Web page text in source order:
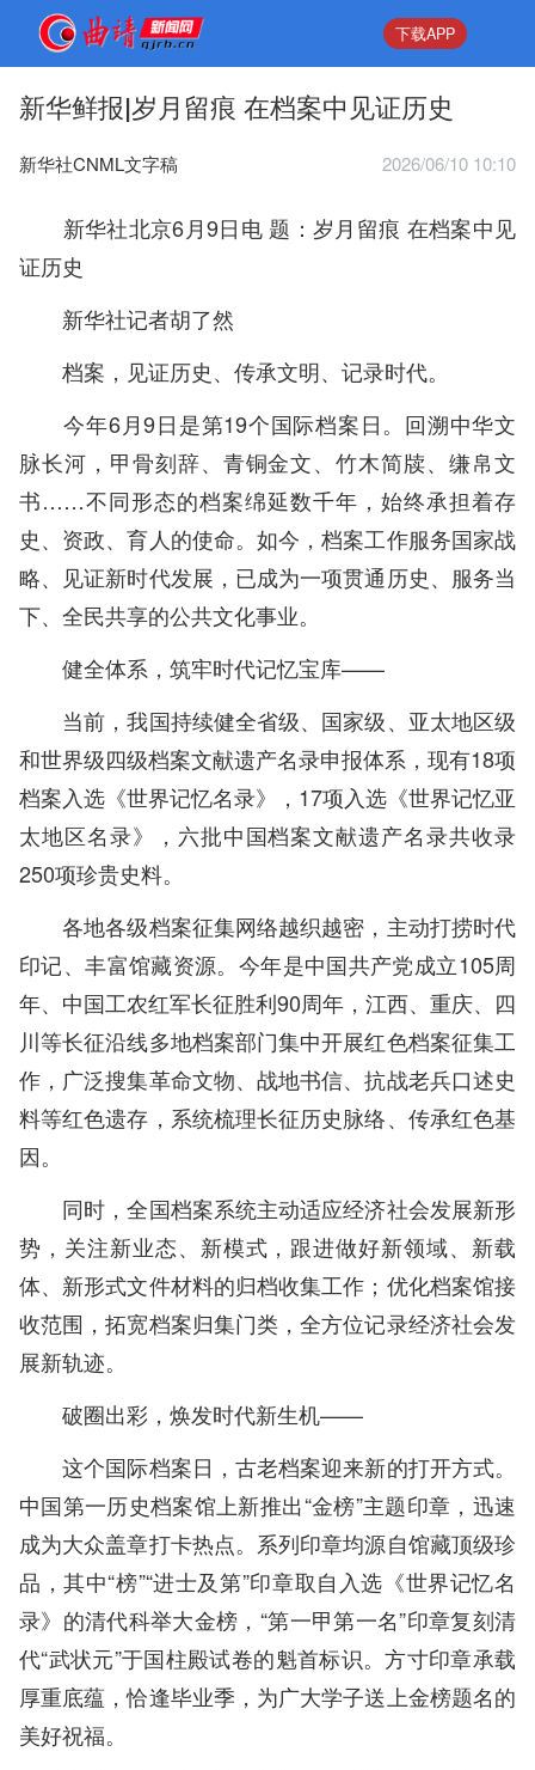
下载APP
新华鲜报|岁月留痕 在档案中见证历史
新华社CNML文字稿 2026/06/10 10:10
新华社北京6月9日电 题：岁月留痕 在档案中见
证历史
新华社记者胡了然
档案，见证历史、传承文明、记录时代。
今年6月9日是第19个国际档案日。回溯中华文
脉长河，甲骨刻辞、青铜金文、竹木简牍、缣帛文
书……不同形态的档案绵延数千年，始终承担着存
史、资政、育人的使命。如今，档案工作服务国家战
略、见证新时代发展，已成为一项贯通历史、服务当
下、全民共享的公共文化事业。
健全体系，筑牢时代记忆宝库——
当前，我国持续健全省级、国家级、亚太地区级
和世界级四级档案文献遗产名录申报体系，现有18项
档案入选《世界记忆名录》，17项入选《世界记忆亚
太地区名录》，六批中国档案文献遗产名录共收录
250项珍贵史料。
各地各级档案征集网络越织越密，主动打捞时代
印记、丰富馆藏资源。今年是中国共产党成立105周
年、中国工农红军长征胜利90周年，江西、重庆、四
川等长征沿线多地档案部门集中开展红色档案征集工
作，广泛搜集革命文物、战地书信、抗战老兵口述史
料等红色遗存，系统梳理长征历史脉络、传承红色基
因。
同时，全国档案系统主动适应经济社会发展新形
势，关注新业态、新模式，跟进做好新领域、新载
体、新形式文件材料的归档收集工作；优化档案馆接
收范围，拓宽档案归集门类，全方位记录经济社会发
展新轨迹。
破圈出彩，焕发时代新生机——
这个国际档案日，古老档案迎来新的打开方式。
中国第一历史档案馆上新推出“金榜”主题印章，迅速
成为大众盖章打卡热点。系列印章均源自馆藏顶级珍
品，其中“榜”“进士及第”印章取自入选《世界记忆名
录》的清代科举大金榜，“第一甲第一名”印章复刻清
代“武状元”于国柱殿试卷的魁首标识。方寸印章承载
厚重底蕴，恰逢毕业季，为广大学子送上金榜题名的
美好祝福。